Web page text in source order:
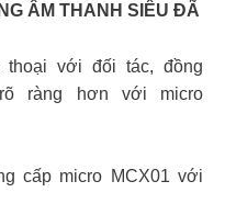
ÂM THANH SIÊU ĐÃ
thoại với đối tác, đồng
ràng hơn với micro
cấp micro MCX01 với